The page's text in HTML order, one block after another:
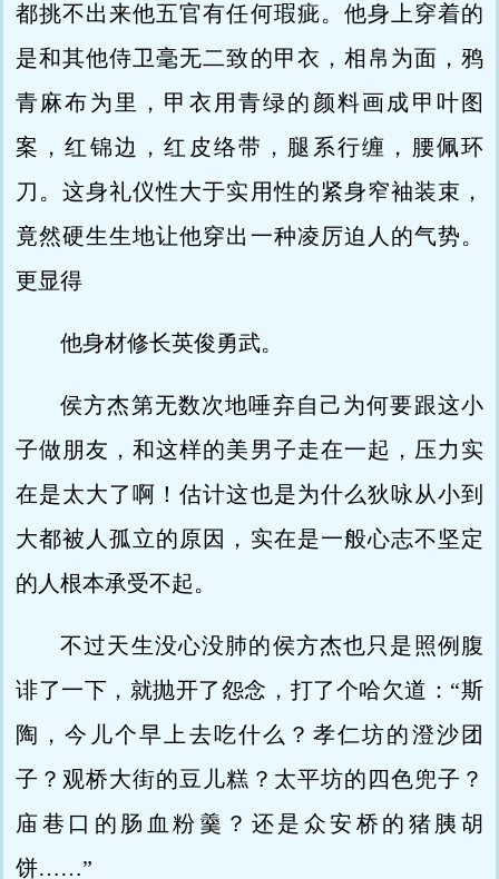
都挑不出来他五官有任何瑕疵。他身上穿着的
是和其他侍卫毫无二致的甲衣，相帛为面，鸦
青麻布为里，甲衣用青绿的颜料画成甲叶图
案，红锦边，红皮络带，腿系行缠，腰佩环
刀。这身礼仪性大于实用性的紧身窄袖装束，
竟然硬生生地让他穿出一种凌厉迫人的气势。
更显得
他身材修长英俊勇武。
侯方杰第无数次地唾弃自己为何要跟这小
子做朋友，和这样的美男子走在一起，压力实
在是太大了啊！估计这也是为什么狄咏从小到
大都被人孤立的原因，实在是一般心志不坚定
的人根本承受不起。
不过天生没心没肺的侯方杰也只是照例腹
诽了一下，就抛开了怨念，打了个哈欠道：“斯
陶，今儿个早上去吃什么？孝仁坊的澄沙团
子？观桥大街的豆儿糕？太平坊的四色兜子？
庙巷口的肠血粉羹？还是众安桥的猪胰胡
饼……”